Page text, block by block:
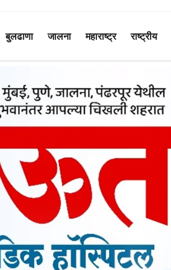
बुलढाणा जालना महाराष्ट्र राष्ट्रीय